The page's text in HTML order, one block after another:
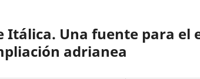
Itálica. Una fuente para el
adrianea